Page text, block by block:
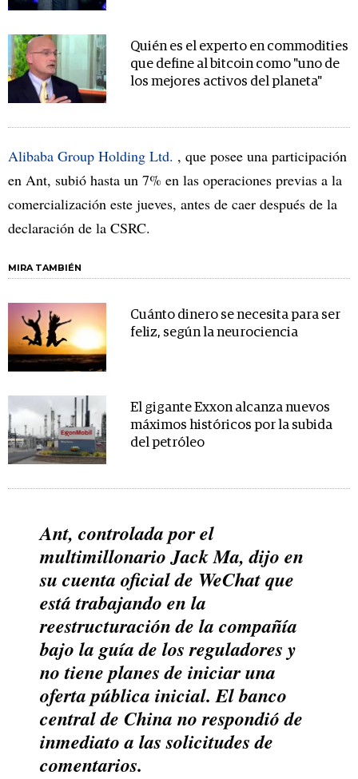
Quién es el experto en commodities
que define al bitcoin como "uno de
los mejores activos del planeta"
Alibaba Group Holding Ltd. , que posee una participación
en Ant, subió hasta un 7% en las operaciones previas a la
comercialización este jueves, antes de caer después de la
declaración de la CSRC.
MIRA TAMBIÉN
Cuánto dinero se necesita para ser
feliz, según la neurociencia
El gigante Exxon alcanza nuevos
máximos históricos por la subida
del petróleo
Ant, controlada por el
multimillonario Jack Ma, dijo en
su cuenta oficial de WeChat que
está trabajando en la
reestructuración de la compañía
bajo la guía de los reguladores y
no tiene planes de iniciar una
oferta pública inicial. El banco
central de China no respondió de
inmediato a las solicitudes de
comentarios.